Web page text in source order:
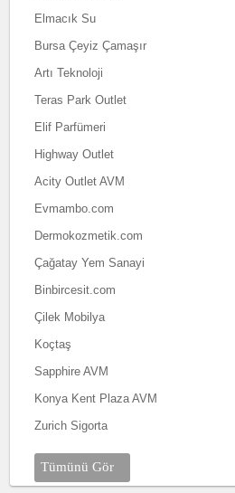
Elmacık Su
Bursa Çeyiz Çamaşır
Artı Teknoloji
Teras Park Outlet
Elif Parfümeri
Highway Outlet
Acity Outlet AVM
Evmambo.com
Dermokozmetik.com
Çağatay Yem Sanayi
Binbircesit.com
Çilek Mobilya
Koçtaş
Sapphire AVM
Konya Kent Plaza AVM
Zurich Sigorta
Tümünü Gör